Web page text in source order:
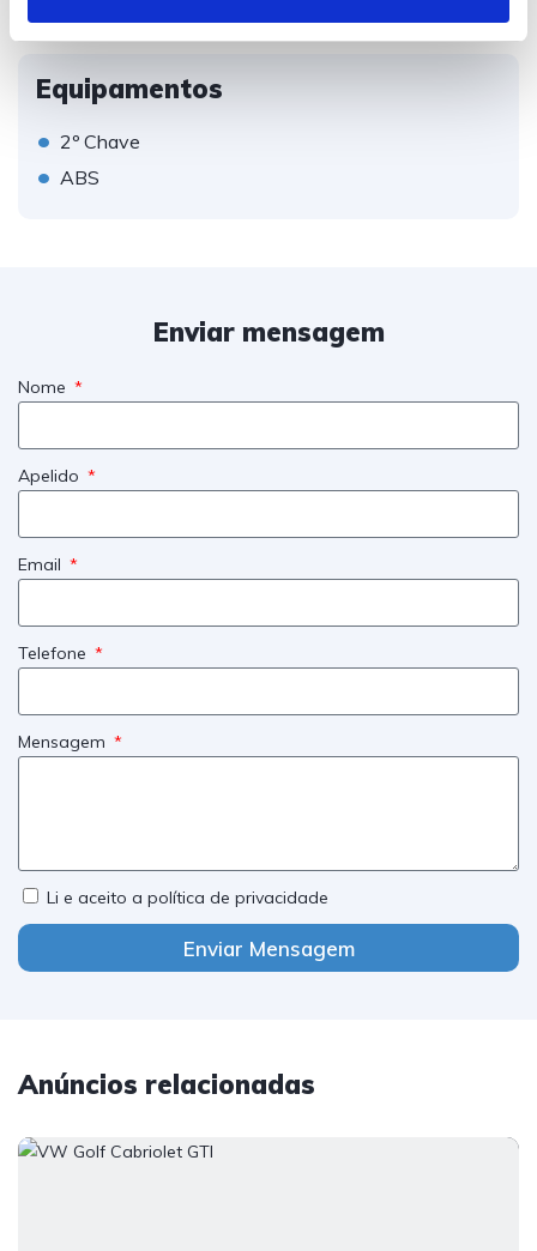
n
Equipamentos
• 2º Chave
• ABS
Enviar mensagem
Nome
Apelido
Email
Telefone
Mensagem
Li e aceito a política de privacidade
Enviar Mensagem
Anúncios relacionadas